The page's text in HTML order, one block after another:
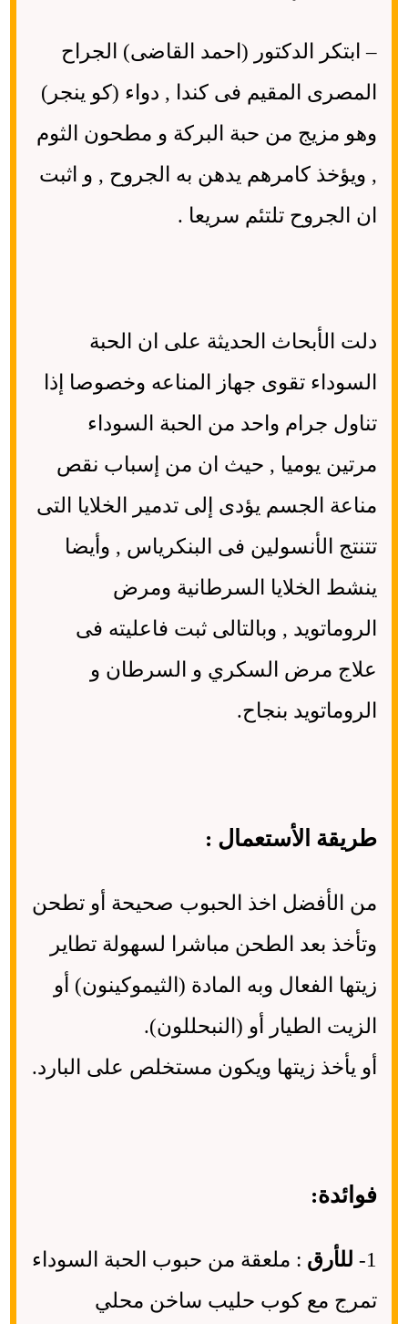
– ابتكر الدكتور (احمد القاضى) الجراح
المصرى المقيم فى كندا , دواء (كو ينجر)
وهو مزيج من حبة البركة و مطحون الثوم
, ويؤخذ كامرهم يدهن به الجروح , و اثبت
ان الجروح تلتئم سريعا .
دلت الأبحاث الحديثة على ان الحبة
السوداء تقوى جهاز المناعه وخصوصا إذا
تناول جرام واحد من الحبة السوداء
مرتين يوميا , حيث ان من إسباب نقص
مناعة الجسم يؤدى إلى تدمير الخلايا التى
تتنتج الأنسولين فى البنكرياس , وأيضا
ينشط الخلايا السرطانية ومرض
الروماتويد , وبالتالى ثبت فاعليته فى
علاج مرض السكري و السرطان و
الروماتويد بنجاح.
طريقة الأستعمال :
من الأفضل اخذ الحبوب صحيحة أو تطحن
وتأخذ بعد الطحن مباشرا لسهولة تطاير
زيتها الفعال وبه المادة (الثيموكينون) أو
الزيت الطيار أو (النبحللون).
أو يأخذ زيتها ويكون مستخلص على البارد.
فوائدة:
1- للأرق : ملعقة من حبوب الحبة السوداء
تمرج مع كوب حليب ساخن محلي